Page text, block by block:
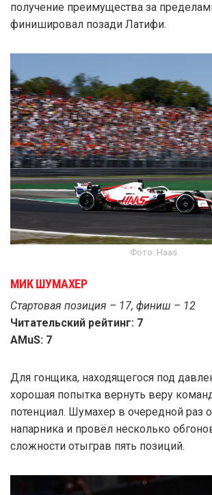
получение преимущества за
финишировал позади Латифи.
Фото: Haas
МИК ШУМАХЕР
Стартовая позиция – 17, финиш – 12
Читательский рейтинг: 7
AMuS: 7
Для гонщика, находящегося под
хорошая попытка вернуть веру
потенциал. Шумахер в очередной раз
напарника и провёл несколько
сложности отыграв пять позиций.